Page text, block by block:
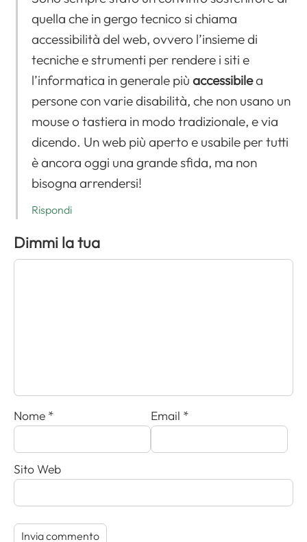
quella che in gergo tecnico si chiama
accessibilità del web, ovvero l’insieme di
tecniche e strumenti per rendere i siti e
l’informatica in generale più accessibilea
persone con varie disabilità, che non usano un
mouse o tastiera in modo tradizionale, e via
dicendo. Un web più aperto e usabile per tutti
è ancora oggi una grande sfida, ma non
bisogna arrendersi!
Rispondi
Dimmi la tua
Nome * Email *
Sito Web